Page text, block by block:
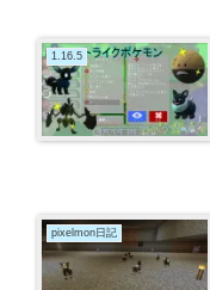
1.16.5
pixelmon日記